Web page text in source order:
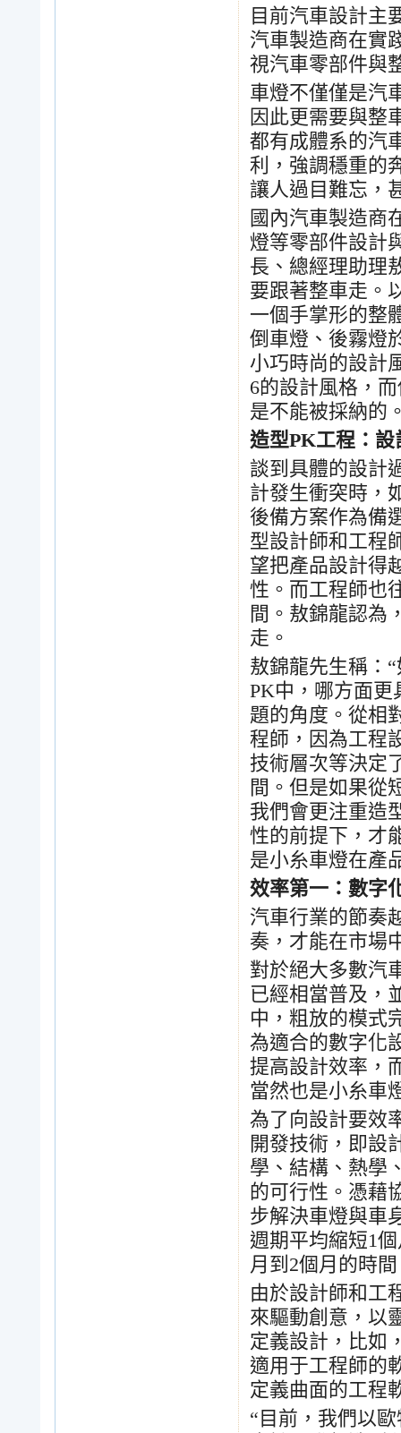
目前汽車設計主
汽車製造商在實
視汽車零部件與
車燈不僅僅是汽
因此更需要與整
都有成體系的汽
利，強調穩重的
讓人過目難忘，
國內汽車製造商
燈等零部件設計
長、總經理助理
要跟著整車走。
一個手掌形的整
倒車燈、後霧燈
小巧時尚的設計
6的設計風格，
是不能被採納的
造型PK工程：設
談到具體的設計
計發生衝突時，
後備方案作為備
型設計師和工程
望把產品設計得
性。而工程師也
間。敖錦龍認為
走。
敖錦龍先生稱： “
PK中，哪方面更
題的角度。從相
程師，因為工程
技術層次等決定
間。但是如果從
我們會更注重造
性的前提下，才
是小糸車燈在產
效率第一：數字
汽車行業的節奏
奏，才能在市場
對於絕大多數汽
已經相當普及，
中，粗放的模式
為適合的數字化
提高設計效率，
當然也是小糸車
為了向設計要效
開發技術，即設
學、結構、熱學
的可行性。憑藉
步解決車燈與車
週期平均縮短1
月到 2個月的時
由於設計師和工
來驅動創意，以
定義設計，比如
適用于工程師的
定義曲面的工程
“ 目前，我們以